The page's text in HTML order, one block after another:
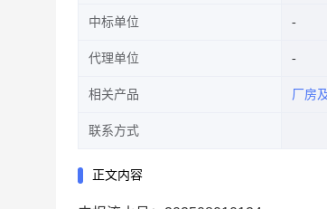
中标单位
代理单位
相关产品 厂房
联系方式
正文内容